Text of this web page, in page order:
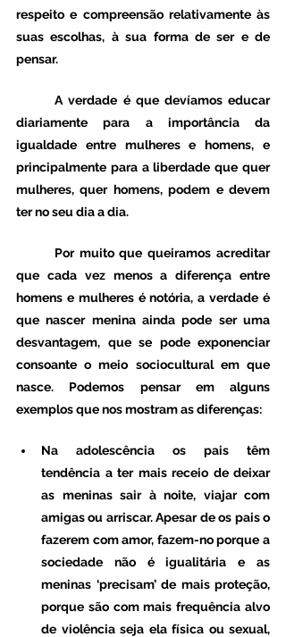
respeito e compreensão relativamente às
suas escolhas, à sua forma de ser e de
pensar.
	A verdade é que devíamos educar
diariamente para a importância da
igualdade entre mulheres e homens, e
principalmente para a liberdade que quer
mulheres, quer homens, podem e devem
ter no seu dia a dia.
que cada vez menos a diferença entre
homens e mulheres é notória, a verdade é
que nascer menina ainda pode ser uma
desvantagem, que se pode exponenciar
consoante o meio sociocultural em que
nasce. Podemos pensar em alguns
exemplos que nos mostram as diferenças:
Na adolescência os pais têm
tendência a ter mais receio de deixar
as meninas sair à noite, viajar com
amigas ou arriscar. Apesar de os pais o
fazerem com amor, fazem-no porque a
sociedade não é igualitária e as
meninas ‘precisam’ de mais proteção,
porque são com mais frequência alvo
de violência seja ela física ou sexual,